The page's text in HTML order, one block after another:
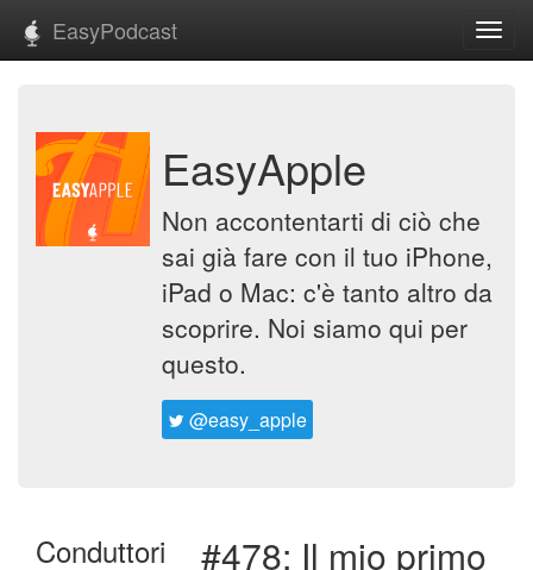
EasyPodcast
EasyApple
Non accontentarti di ciò che
sai già fare con il tuo iPhone,
iPad o Mac: c'è tanto altro da
scoprire. Noi siamo qui per
questo.
@easy_apple
Conduttori #478: Il mio primo